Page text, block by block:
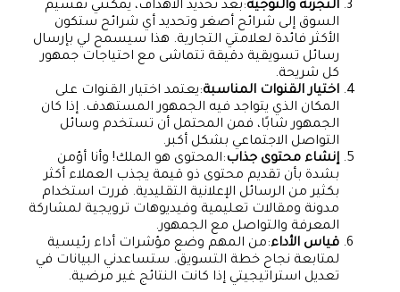
التجزئة والتوجيه:بعد تحديد الأهداف، يمكنني تقسيم
السوق إلى شرائح أصغر وتحديد أي شرائح ستكون
الأكثر فائدة لعلامتي التجارية. هذا سيسمح لي بإرسال
رسائل تسويقية دقيقة تتماشى مع احتياجات جمهور
كل شريحة.
اختيار القنوات المناسبة:يعتمد اختيار القنوات على
المكان الذي يتواجد فيه الجمهور المستهدف. إذا كان
الجمهور شابًا، فمن المحتمل أن تستخدم وسائل
التواصل الاجتماعي بشكل أكبر.
إنشاء محتوى جذاب:المحتوى هو الملك! وأنا أؤمن
بشدة بأن تقديم محتوى ذو قيمة يجذب العملاء أكثر
بكثير من الرسائل الإعلانية التقليدية. قررت استخدام
مدونة ومقالات تعليمية وفيديوهات ترويجية لمشاركة
المعرفة والتواصل مع الجمهور.
قياس الأداء:من المهم وضع مؤشرات أداء رئيسية
لمتابعة نجاح خطة التسويق. ستساعدني البيانات في
تعديل استراتيجيتي إذا كانت النتائج غير مرضية.